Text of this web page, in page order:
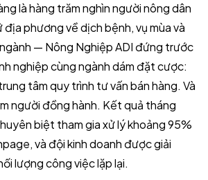
là hàng trăm nghìn người nông dân
phương về dịch bệnh, vụ mùa và
— Nông Nghiệp ADI đứng trước
nghiệp cùng ngành dám đặt cược:
tâm quy trình tư vấn bán hàng. Và
người đồng hành. Kết quả tháng
biệt tham gia xử lý khoảng 95%
và đội kinh doanh được giải
lượng công việc lặp lại.